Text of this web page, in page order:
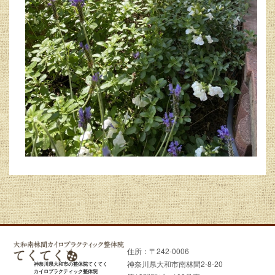
神奈川県大和市の整体院てくてく
カイロプラクティック整体院
住所：〒242-0006
神奈川県大和市南林間2-8-20